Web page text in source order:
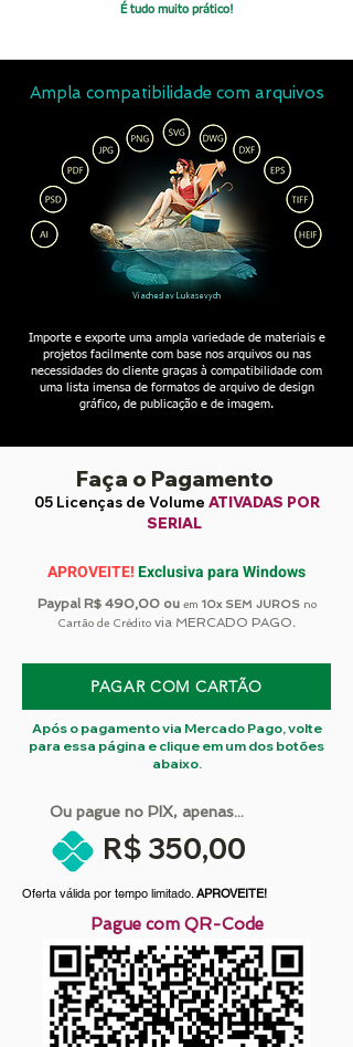
É tudo muito prático!
Ampla compatibilidade com arquivos
Viacheslav Lukasevych
Importe e exporte uma ampla variedade de materiais e
projetos facilmente com base nos arquivos ou nas
necessidades do cliente graças à compatibilidade com
uma lista imensa de formatos de arquivo de design
gráfico, de publicação e de imagem.
Faça o Pagamento
05 Licenças de Volume ATIVADAS POR
SERIAL
APROVEITE!Exclusiva para Windows
Paypal R$ 490,00 ou em 10xSEM JUROS no
Cartão de Crédito via MERCADO PAGO.
PAGAR COM CARTÃO
Após o pagamento via Mercado Pago, volte
para essa página e clique em um dos botões
abaixo.
Ou pague no PIX, apenas...
R$ 350,00
Oferta válida por tempo limitado.APROVEITE!
Pague com QR-Code